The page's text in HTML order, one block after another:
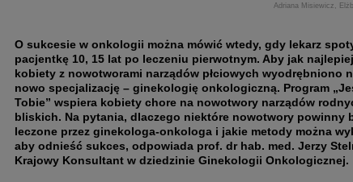
Adriana Misiewicz,
O sukcesie w onkologii można mówić wtedy, gdy lekarz
pacjentkę 10, 15 lat po leczeniu pierwotnym. Aby jak
kobiety z nowotworami narządów płciowych wyodrębniono
nowo specjalizację – ginekologię onkologiczną. Program
Tobie” wspiera kobiety chore na nowotwory narządów
bliskich. Na pytania, dlaczego niektóre nowotwory powinny
leczone przez ginekologa-onkologa i jakie metody można
aby odnieść sukces, odpowiada prof. dr hab. med. Jerzy
Krajowy Konsultant w dziedzinie Ginekologii Onkologicznej.